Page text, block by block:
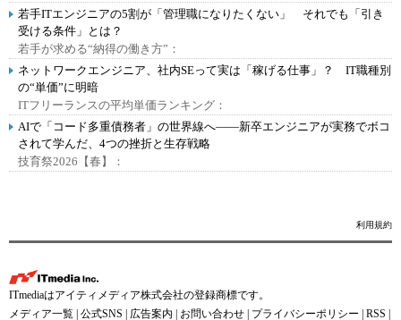
若手ITエンジニアの5割が「管理職になりたくない」 それでも「引き
受ける条件」とは？
若手が求める“納得の働き方”：
ネットワークエンジニア、社内SEって実は「稼げる仕事」？ IT職種別
の“単価”に明暗
ITフリーランスの平均単価ランキング：
AIで「コード多重債務者」の世界線へ――新卒エンジニアが実務でボコ
されて学んだ、4つの挫折と生存戦略
技育祭2026【春】：
利用規約
ITmediaはアイティメディア株式会社の登録商標です。
メディア一覧 公式SNS 広告案内 お問い合わせ プライバシーポリシー RSS